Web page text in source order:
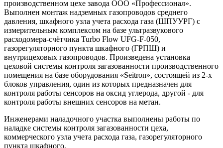
производственном цехе завода ООО «Профессионал».
Выполнен монтаж надземных газопроводов среднего
давления, шкафного узла учета расхода газа (ШПУУРГ) с
измерительным комплексом на базе ультразвукового
расходомера-счётчика Turbo Flow UFG-F-050,
газорегуляторного пункта шкафного (ГРПШ) и
внутрицеховых газопроводов. Произведена установка
цеховой системы контроля загазованности производственного
помещения на базе оборудования «Seitron», состоящей из 2-х
блоков управления, один из которых предназначен для
контроля работы сенсоров на оксид углерода, другой - для
контроля работы внешних сенсоров на метан.
Инженерами наладочного участка выполнены работы по
наладке системы контроля загазованности цеха,
коммерческого узла учета расхода газа, газорегуляторного
пункта шкафного.